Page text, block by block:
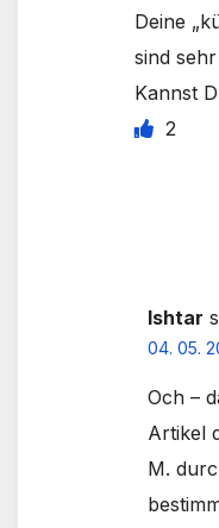
Deine
sind
Kannst
2
Ishtar
04. 05.
Och –
Artikel
M.